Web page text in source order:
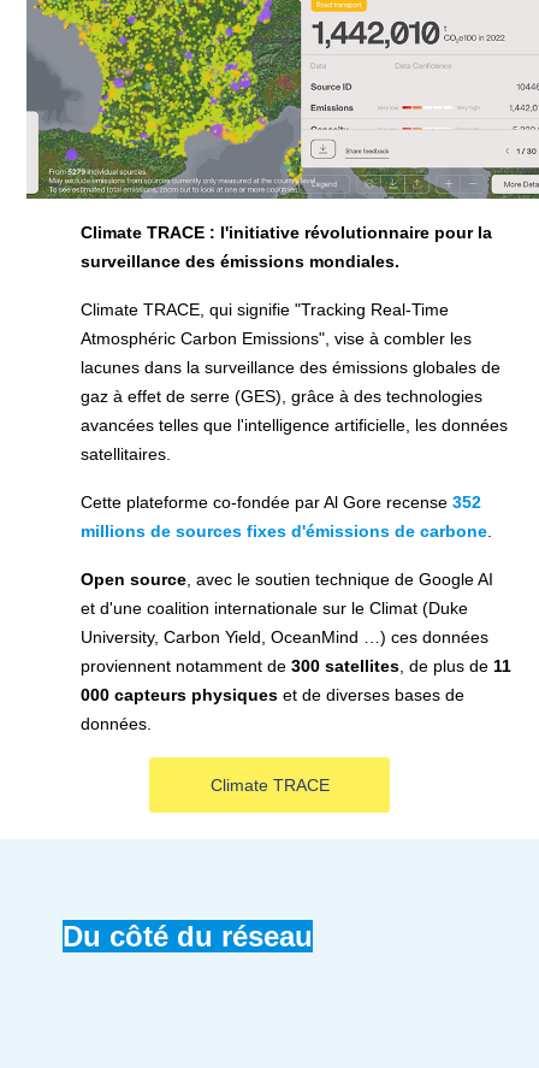
Climate TRACE : l'initiative révolutionnaire pour la
surveillance des émissions mondiales.
Climate TRACE, qui signifie "Tracking Real-Time
Atmosphéric Carbon Emissions", vise à combler les
lacunes dans la surveillance des émissions globales de
gaz à effet de serre (GES), grâce à des technologies
avancées telles que l'intelligence artificielle, les données
satellitaires.
Cette plateforme co-fondée par Al Gore recense 352
millions de sources fixes d'émissions de carbone.
Open source, avec le soutien technique de Google AI
et d'une coalition internationale sur le Climat (Duke
University, Carbon Yield, OceanMind …) ces données
proviennent notamment de 300 satellites, de plus de 11
000 capteurs physiqueset de diverses bases de
données.
Climate TRACE
Du côté du réseau